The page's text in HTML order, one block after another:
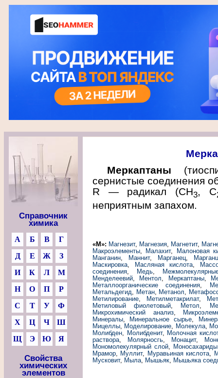
Справочник
химика
А Б В
Г
Д
Е Ж
З
И
К Л
М
Н
О П
Р
С
Т У
Ф
Х
Ц Ч
Ш
Щ
Э Ю Я
Свойства
химических
элементов
Меркаптаны
сернистые соединения
R — радикал (СН3, С
неприятным запахом.
«М»: Магнезит, Магнезия, Магнетит,
Макроэлементы, Малахит,
Малоновая
Манганин, Маннит, Марганец,
Маскировка, Масляная кислота,
соединения, Медь,
Менделеевий, Ментол, Меркаптаны,
Металлоорганические соединения,
Метальдегид, Метан, Метанол,
Метилирование, Метилметакрилат,
Метиловый фиолетовый, Метол,
Микрохимический анализ,
Минералы, Минеральное сырье,
Мицеллы, Моделирование, Молекула,
Молибден, Молибденит, Молочная
раствора, Молярносгь, Монацит,
Мономолекулярный слой, Моносахариды
Мрамор, Муллит, Муравьиная кислота,
Мусковит, Мыла, Мышьяк, Мышьяка